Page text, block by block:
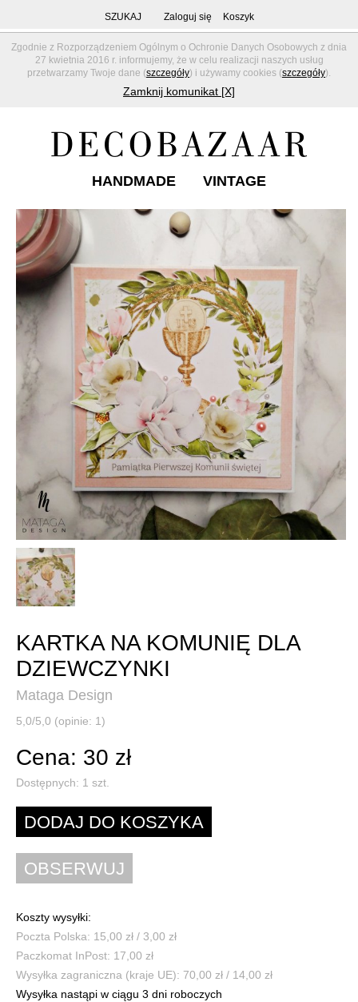
Zgodnie z Rozporządzeniem Ogólnym o Ochronie Danych Osobowych z dnia
27 kwietnia 2016 r. informujemy, że w celu realizacji naszych usług
przetwarzamy Twoje dane (szczegóły) i używamy cookies (szczegóły).
Zamknij komunikat [X]
SZUKAJ Zaloguj się Koszyk
HANDMADE VINTAGE
KARTKA NA KOMUNIĘ DLA
DZIEWCZYNKI
Mataga Design
5,0/5,0 (opinie: 1)
Cena: 30 zł
Dostępnych: 1 szt.
Koszty wysyłki:
Poczta Polska: 15,00 zł / 3,00 zł
Paczkomat InPost: 17,00 zł
Wysyłka zagraniczna (kraje UE): 70,00 zł / 14,00 zł
Wysyłka nastąpi w ciągu 3 dni roboczych